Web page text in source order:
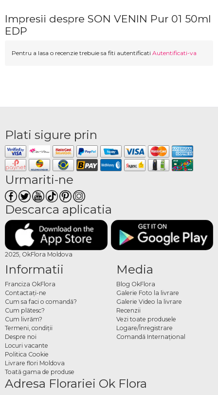
Impresii despre SON VENIN Pur 01 50ml
EDP
Pentru a lasa o recenzie trebuie sa fiti autentificati Autentificati-va
Plati sigure prin
Urmariti-ne
Descarca aplicatia
2025, OkFlora Moldova
Informatii
Franciza OkFlora
Contactaţi-ne
Cum sa faci o comandă?
Cum plătesc?
Cum livrăm?
Termeni, condiţii
Despre noi
Locuri vacante
Politica Cookie
Livrare flori Moldova
Toată gama de produse
Media
Blog OkFlora
Galerie Foto la livrare
Galerie Video la livrare
Recenzii
Vezi toate produsele
Logare/Înregistrare
Comandă Internațional
Adresa Florariei Ok Flora